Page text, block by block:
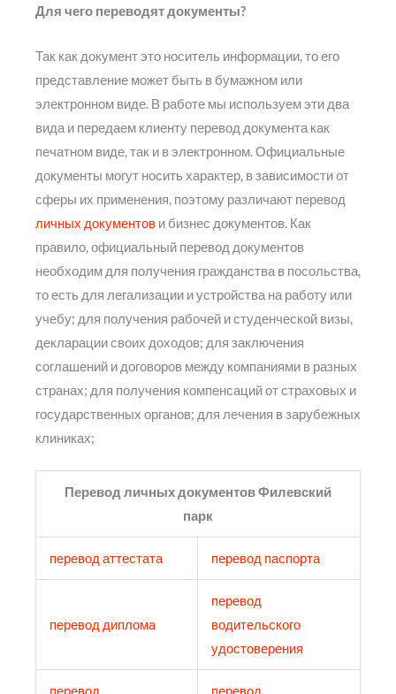
Для чего переводят документы?
Так как документ это носитель информации, то его
представление может быть в бумажном или
электронном виде. В работе мы используем эти два
вида и передаем клиенту перевод документа как
печатном виде, так и в электронном. Официальные
документы могут носить характер, в зависимости от
сферы их применения, поэтому различают перевод
личных документов и бизнес документов. Как
правило, официальный перевод документов
необходим для получения гражданства в посольства,
то есть для легализации и устройства на работу или
учебу; для получения рабочей и студенческой визы,
декларации своих доходов; для заключения
соглашений и договоров между компаниями в разных
странах; для получения компенсаций от страховых и
государственных органов; для лечения в зарубежных
клиниках;
Перевод личных документов Филевский
парк
перевод аттестата перевод паспорта
перевод диплома
перевод
водительского
удостоверения
перевод перевод